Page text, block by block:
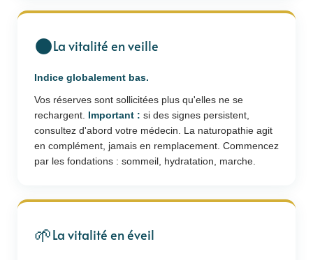
🌑La vitalité en veille
Indice globalement bas.
Vos réserves sont sollicitées plus qu'elles ne se
rechargent. Important : si des signes persistent,
consultez d'abord votre médecin. La naturopathie agit
en complément, jamais en remplacement. Commencez
par les fondations : sommeil, hydratation, marche.
🌱La vitalité en éveil